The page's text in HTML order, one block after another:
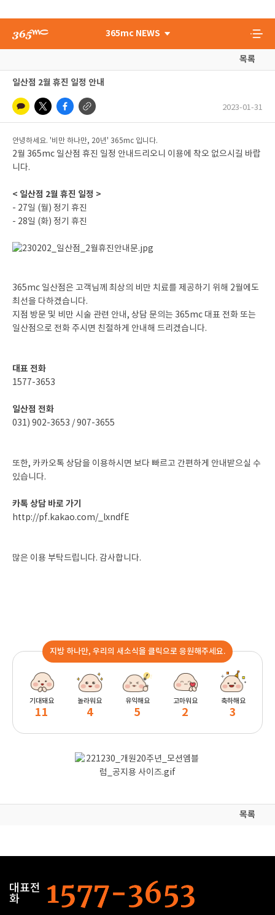
365mc NEWS
목록
일산점 2월 휴진 일정 안내
2023-01-31
안녕하세요. '비만 하나만, 20년' 365mc 입니다.
2월 365mc 일산점 휴진 일정 안내드리오니 이용에 착오 없으시길 바랍
니다.
< 일산점 2월 휴진 일정 >
- 27일 (월) 정기 휴진
- 28일 (화) 정기 휴진
365mc 일산점은 고객님께 최상의 비만 치료를 제공하기 위해 2월에도
최선을 다하겠습니다.
지점 방문 및 비만 시술 관련 안내, 상담 문의는 365mc 대표 전화 또는
일산점으로 전화 주시면 친절하게 안내해 드리겠습니다.
대표 전화
1577-3653
일산점 전화
031) 902-3653 / 907-3655
또한, 카카오톡 상담을 이용하시면 보다 빠르고 간편하게 안내받으실 수
있습니다.
카톡 상담 바로 가기
http://pf.kakao.com/_lxndfE
많은 이용 부탁드립니다. 감사합니다.
지방 하나만, 우리의 새소식을 클릭으로 응원해주세요.
기대돼요
11
놀라워요
4
유익해요
5
고마워요
2
축하해요
3
목록
대표전
화